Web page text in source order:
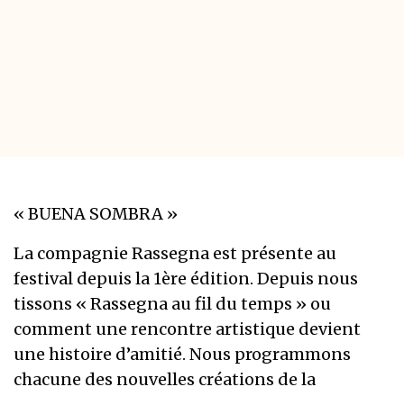
« BUENA SOMBRA »
La compagnie Rassegna est présente au
festival depuis la 1ère édition. Depuis nous
tissons « Rassegna au fil du temps » ou
comment une rencontre artistique devient
une histoire d’amitié. Nous programmons
chacune des nouvelles créations de la